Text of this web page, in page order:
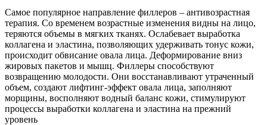
Самое популярное направление филлеров – антивозрастная
терапия. Со временем возрастные изменения видны на лицо,
теряются объемы в мягких тканях. Ослабевает выработка
коллагена и эластина, позволяющих удерживать тонус кожи,
происходит обвисание овала лица. Деформирование вниз
жировых пакетов и мышц. Филлеры способствуют
возвращению молодости. Они восстанавливают утраченный
объем, создают лифтинг-эффект овала лица, заполняют
морщины, восполняют водный баланс кожи, стимулируют
процессы выработки коллагена и эластина на прежний
уровень